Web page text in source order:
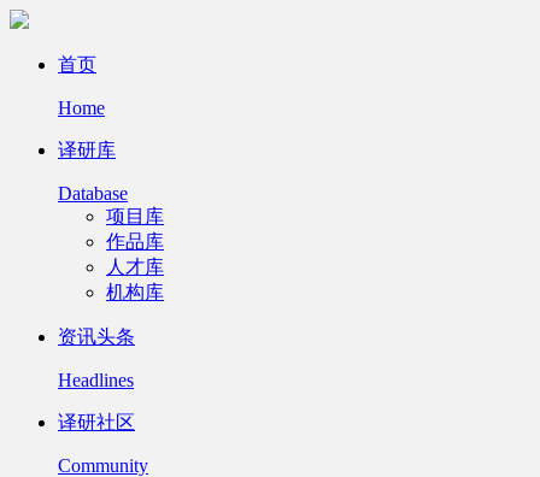
首页
Home
译研库
Database
项目库
作品库
人才库
机构库
资讯头条
Headlines
译研社区
Community